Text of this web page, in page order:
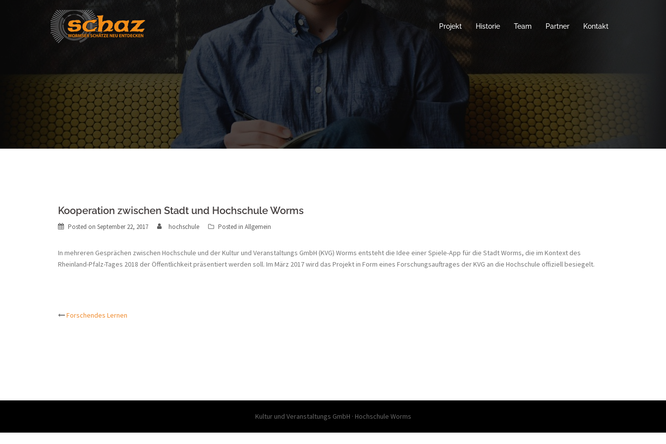
Projekt Historie Team Partner Kontakt
Kooperation zwischen Stadt und Hochschule Worms
Posted on September 22, 2017 hochschule Posted in Allgemein
In mehreren Gesprächen zwischen Hochschule und der Kultur und Veranstaltungs GmbH (KVG) Worms entsteht die Idee einer Spiele-App für die Stadt Worms, die im Kontext des
Rheinland-Pfalz-Tages 2018 der Öffentlichkeit präsentiert werden soll. Im März 2017 wird das Projekt in Form eines Forschungsauftrages der KVG an die Hochschule offiziell besiegelt.
Post
Forschendes Lernen
Kultur und Veranstaltungs GmbH · Hochschule Worms